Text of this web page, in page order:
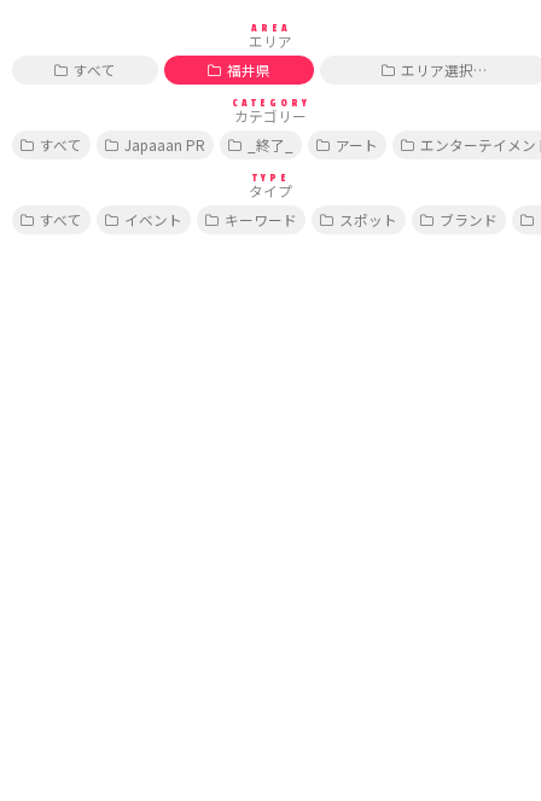
AREA
エリア
すべて
福井県 エリア選択…
CATEGORY
カテゴリー
すべて
Japaaan PR _終了_ アート エンターテイメン
TYPE
タイプ
すべて
イベント キーワード スポット ブランド